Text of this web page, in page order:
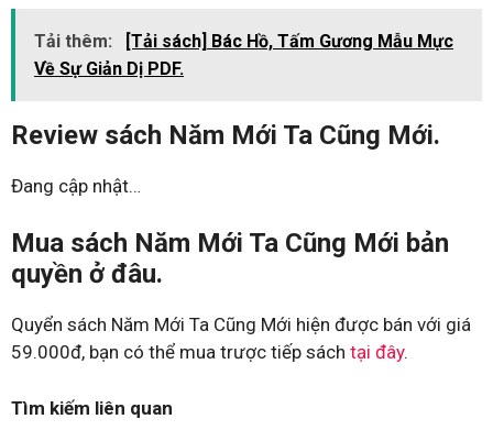
Tải thêm:
[Tải sách] Bác Hồ, Tấm Gương Mẫu Mực
Về Sự Giản Dị PDF.
Review sách Năm Mới Ta Cũng Mới.
Đang cập nhật…
Mua sách Năm Mới Ta Cũng Mới bản
quyền ở đâu.
Quyển sách Năm Mới Ta Cũng Mới hiện được bán với giá
59.000đ, bạn có thể mua trược tiếp sách tại đây.
Tìm kiếm liên quan